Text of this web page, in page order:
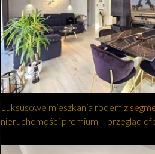
Luksusowe mieszkania rodem z
nieruchomości premium – przegląd